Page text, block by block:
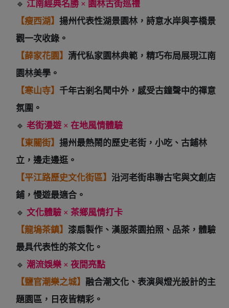
🔹 江南經典名勝 × 園林古街巡禮
【瘦西湖】 揚州代表性湖景園林，詩意水岸與亭橋景
觀一次收錄。
【薛家花園】 清代私家園林典範，精巧布局展現江南
園林美學。
【寒山寺】 千年古剎名聞中外，感受古鐘聲中的禪意
氛圍。
🔹 老街漫遊 × 在地風情體驗
【東關街】 揚州最熱鬧的歷史老街，小吃、古鋪林
立，邊走邊逛。
【平江路歷史文化街區】 沿河老街串聯古宅與文創店
鋪，慢遊最適合。
🔹 文化體驗 × 茶鄉風情打卡
【龍塢茶鎮】 漆扇製作、漢服茶園拍照、品茶，體驗
最具代表性的茶文化。
🔹 潮流娛樂 × 夜間亮點
【鹽官潮樂之城】 融合潮文化、表演與燈光設計的主
題園區，日夜皆精彩。